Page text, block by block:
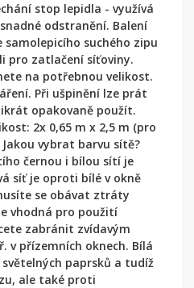
stop lepidla - využívá
odstranění. Balení
samolepicího suchého zipu
pro zatlačení síťoviny.
na potřebnou velikost.
Při ušpinění lze prát
opakovaně použít.
2x 0,65 m x 2,5 m (pro
vybrat barvu sítě?
černou i bílou sítí je
síť je oproti bílé v okně
se obávat ztráty
vhodná pro použití
zabránit zvídavým
v přízemních oknech. Bílá
paprsků a tudíž
ale také proti